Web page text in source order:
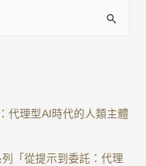
代理型AI時代的人類主體
「從提示到委託：代理